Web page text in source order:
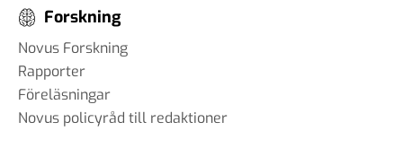
Forskning
Novus Forskning
Rapporter
Föreläsningar
Novus policyråd till redaktioner